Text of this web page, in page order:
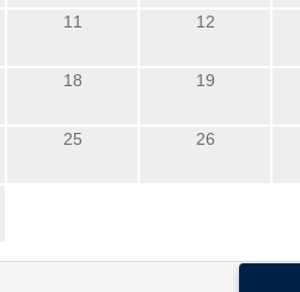
11 12
18 19
25 26